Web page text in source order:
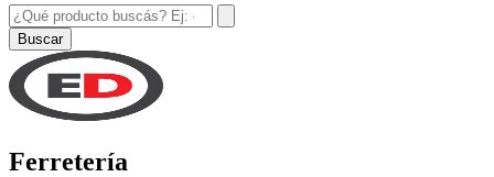
Buscar
Ferretería